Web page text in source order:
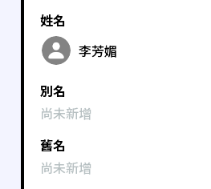
姓名
李芳媚
別名
尚未新增
舊名
尚未新增